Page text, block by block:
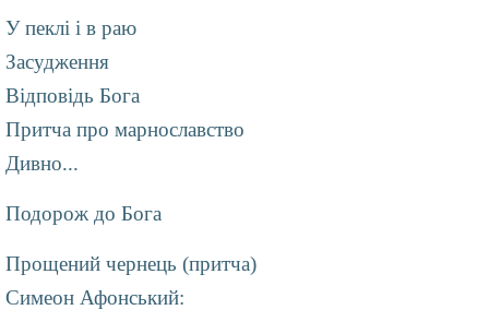
У пеклі і в раю
Засудження
Відповідь Бога
Притча про марнославство
Дивно...
Подорож до Бога
Прощений чернець (притча)
Симеон Афонський: